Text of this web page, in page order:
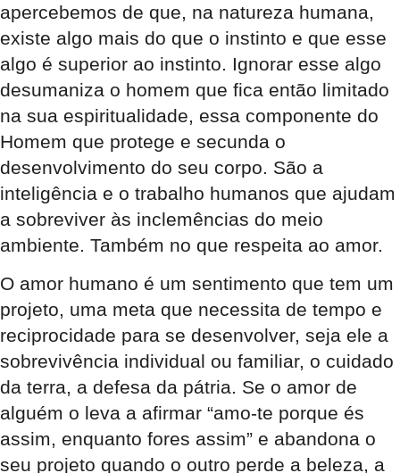
apercebemos de que, na natureza humana,
existe algo mais do que o instinto e que esse
algo é superior ao instinto. Ignorar esse algo
desumaniza o homem que fica então limitado
na sua espiritualidade, essa componente do
Homem que protege e secunda o
desenvolvimento do seu corpo. São a
inteligência e o trabalho humanos que ajudam
a sobreviver às inclemências do meio
ambiente. Também no que respeita ao amor.
O amor humano é um sentimento que tem um
projeto, uma meta que necessita de tempo e
reciprocidade para se desenvolver, seja ele a
sobrevivência individual ou familiar, o cuidado
da terra, a defesa da pátria. Se o amor de
alguém o leva a afirmar “amo-te porque és
assim, enquanto fores assim” e abandona o
seu projeto quando o outro perde a beleza, a